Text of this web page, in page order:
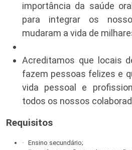
importância da saúde
para integrar os
mudaram a vida de
Acreditamos que locais
fazem pessoas felizes e
vida pessoal e
todos os nossos
Requisitos
· Ensino secundário;